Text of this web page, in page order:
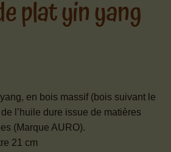
enfant
plat yin yang
en bois massif (bois suivant le
l’huile dure issue de matières
(Marque AURO).
21 cm